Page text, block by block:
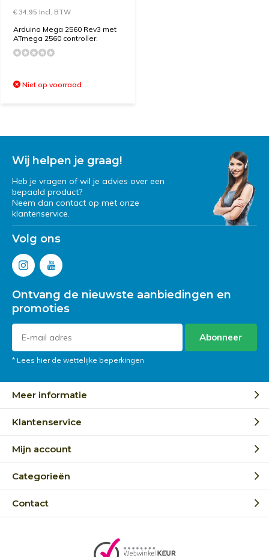
€ 34,95 Incl. BTW
Arduino Mega 2560 Rev3 met
ATmega 2560 controller.
Niet op voorraad
Wij helpen je graag!
Heb je vragen of wil je advies over een
bepaald product?
Neem dan contact op met onze
klantenservice.
Volg ons
Ontvang de nieuwste aanbiedingen en
promoties
Abonneer
* Lees hier de wettelijke beperkingen
Meer informatie
Klantenservice
Mijn account
Categorieën
Contact